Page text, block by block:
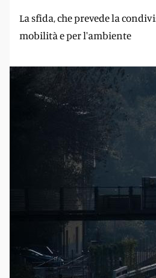
La sfida, che prevede la
mobilità e per l'ambiente